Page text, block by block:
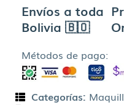
Envíos a toda
Bolivia 🇧🇴
Métodos de pago:
Categorías: